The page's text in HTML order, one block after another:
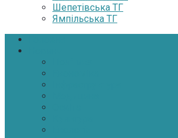
Шепетівська ТГ
Ямпільська ТГ